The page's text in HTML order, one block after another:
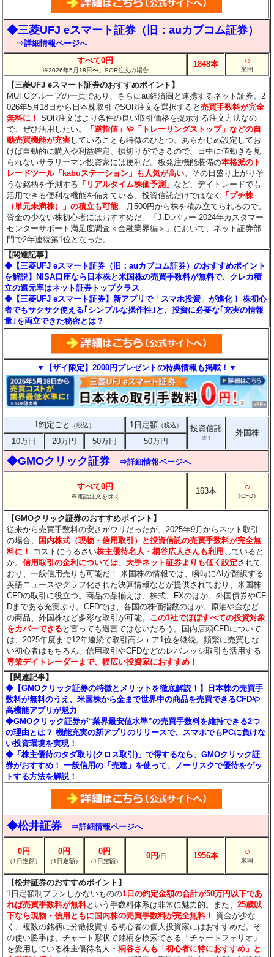
◆三菱UFJ eスマート証券（旧：auカブコム証券）
⇒詳細情報ページへ
すべて0円
※2026年5月18日〜。SOR注文の場合
1848本 ○
米国
【三菱UFJ eスマート証券のおすすめポイント】
MUFGグループの一員であり、さらにau経済圏と連携するネット証券。2
026年5月18日から日本株取引でSOR注文を選択すると売買手数料が完全
無料に！ SOR注文はより条件の良い取引価格を提示する注文方法なの
で、ぜひ活用したい。
「逆指値」や「トレーリングストップ」などの自
動売買機能が充実していることも特徴のひとつ。あらかじめ設定してお
けば自動的に購入や利益確定、損切りができるので、日中に値動きを見
られないサラリーマン投資家には便利だ。板発注機能装備の本格派のト
レードツール「kabuステーション」も人気が高い。その日盛り上がりそ
うな銘柄を予測する 「リアルタイム株価予測」 など、デイトレードでも
活用できる便利な機能を備えている。投資信託だけではなく
「プチ株
（単元未満株）」の積立も可能。月500円から株を積み立てられるので、
資金の少ない株初心者にはおすすめだ。「J.D.パワー 2024年カスタマー
センターサポート満足度調査＜金融業界編＞」において、ネット証券部
門で2年連続第1位となった。
【関連記事】
◆【三菱UFJ eスマート証券（旧：auカブコム証券）のおすすめポイント
を解説】NISA口座なら日本株と米国株の売買手数料が無料で、クレカ積
立の還元率はネット証券トップクラス
◆【三菱UFJ eスマート証券】新アプリで「スマホ投資」が進化！ 株初心
者でもサクサク使える｢シンプルな操作性｣と、投資に必要な｢充実の情報
量｣を両立できた秘密とは？
▼【ザイ限定】2000円プレゼントの特典情報も掲載！▼
1約定ごと （税込） 1日定額 （税込） 投資信託
※1
外国株
10万円
20万円 50万円 50万円
◆GMOクリック証券 ⇒詳細情報ページへ
すべて0円
※電話注文を除く
163本 ○
（CFD）
【GMOクリック証券のおすすめポイント】
従来から売買手数料の安さがウリだったが、2025年9月からネット取引
の場合、
国内株式（現物・信用取引）と投資信託の売買手数料が完全無
料に！
コストにうるさい株主優待名人・桐谷広人さんも利用 していると
か。信用取引の金利については、大手ネット証券よりも低く設定されて
おり、一般信用売りも可能だ！ 米国株の情報では、瞬時にAIが翻訳する
英語ニュースやグラフ化された決算情報などが提供されており、米国株
CFDの取引に役立つ。商品の品揃えは、株式、FXのほか、外国債券やCF
Dまである充実ぶり。CFDでは、各国の株価指数のほか、原油や金など
の商品、外国株など多彩な取引が可能。 この1社でほぼすべての投資対象
をカバーできる と言っても過言ではないだろう。国内店頭CFDについて
は、2025年度まで12年連続で取引高シェア1位を継続。頻繁に売買しな
い初心者はもちろん、信用取引やCFDなどのレバレッジ取引も活用する
専業デイトレーダーまで、幅広い投資家におすすめ！
【関連記事】
◆【GMOクリック証券の特徴とメリットを徹底解説！】日本株の売買手
数料が無料のうえ、米国株から金まで世界中の商品を売買できるCFDや
高機能アプリが魅力
◆GMOクリック証券が“業界最安値水準”の売買手数料を維持できる2つ
の理由とは？ 機能充実の新アプリのリリースで、スマホでもPCに負けな
い投資環境を実現！
◆「株主優待のタダ取り(クロス取引)」で得するなら、GMOクリック証
券がおすすめ！ 一般信用の「売建」を使って、ノーリスクで優待をゲッ
トする方法を解説！
◆松井証券 ⇒詳細情報ページへ
0円
（1日定額）
0円
（1日定額）
0円
（1日定額）
0円/日 1956本 ○
米国
【松井証券のおすすめポイント】
1日定額制プランしかないものの1日の約定金額の合計が50万円以下であ
れば売買手数料が無料という手数料体系は非常に魅力的。また、25歳以
下なら現物・信用ともに国内株の売買手数料が完全無料！
資金が少な
く、複数の銘柄に分散投資する初心者の個人投資家にはおすすめだ。そ
の使い勝手は、チャート形状で銘柄を検索できる「チャートフォリオ」
を愛用している株主優待名人・桐谷さんも「初心者に特におすすめ」と